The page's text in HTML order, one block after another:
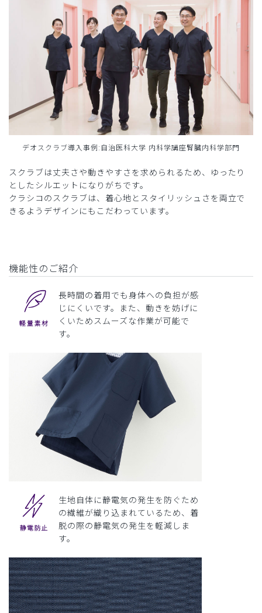
デオスクラブ導入事例:自治医科大学 内科学講座腎臓内科学部門
スクラブは丈夫さや動きやすさを求められるため、ゆったり
としたシルエットになりがちです。
クラシコのスクラブは、着心地とスタイリッシュさを両立で
きるようデザインにもこだわっています。
機能性のご紹介
長時間の着用でも身体への負担が感
じにくいです。また、動きを妨げに
くいためスムーズな作業が可能で
す。
生地自体に静電気の発生を防ぐため
の繊維が織り込まれているため、着
脱の際の静電気の発生を軽減しま
す。